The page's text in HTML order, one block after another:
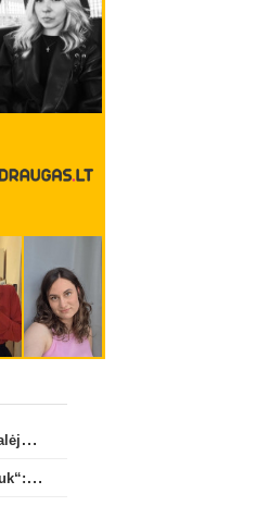
M. Capanas: „Prieš pusmetį negalėjau net įsivaizduoti, kad žaisime prieš „Hajduk“
A. Skerla prieš dvikovą su „Hajduk“: „Tai kito kalibro komanda“